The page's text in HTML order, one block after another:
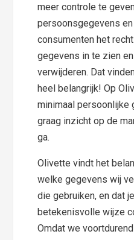
meer controle te
persoonsgegevens
consumenten het
gegevens in te zien
verwijderen. Dat
heel belangrijk! Op
minimaal persoonlijke
graag inzicht op de
ga.
Olivette vindt het
welke gegevens wij
die gebruiken, en dat
betekenisvolle wijze
Omdat we